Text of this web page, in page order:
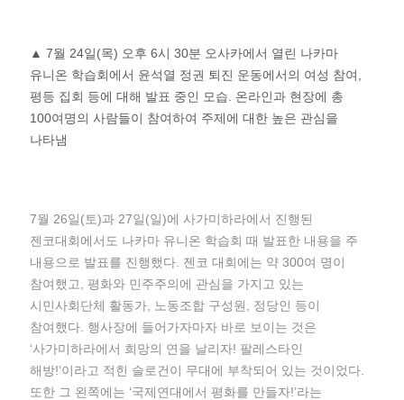
▲ 7월 24일(목) 오후 6시 30분 오사카에서 열린 나카마
유니온 학습회에서 윤석열 정권 퇴진 운동에서의 여성 참여,
평등 집회 등에 대해 발표 중인 모습. 온라인과 현장에 총
100여명의 사람들이 참여하여 주제에 대한 높은 관심을
나타냄
7월 26일(토)과 27일(일)에 사가미하라에서 진행된
젠코대회에서도 나카마 유니온 학습회 때 발표한 내용을 주
내용으로 발표를 진행했다. 젠코 대회에는 약 300여 명이
참여했고, 평화와 민주주의에 관심을 가지고 있는
시민사회단체 활동가, 노동조합 구성원, 정당인 등이
참여했다. 행사장에 들어가자마자 바로 보이는 것은
‘사가미하라에서 희망의 연을 날리자! 팔레스타인
해방!’이라고 적힌 슬로건이 무대에 부착되어 있는 것이었다.
또한 그 왼쪽에는 ‘국제연대에서 평화를 만들자!’라는